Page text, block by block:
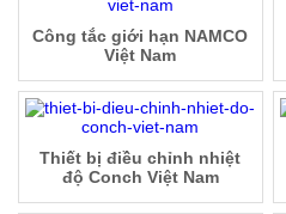
Công tắc giới hạn NAMCO
Việt Nam
Thiết bị điều chỉnh nhiệt
độ Conch Việt Nam